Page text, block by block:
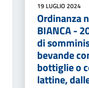
19 LUGLIO 2024
Ordinanza
BIANCA -
di
bevande
bottiglie o
lattine,